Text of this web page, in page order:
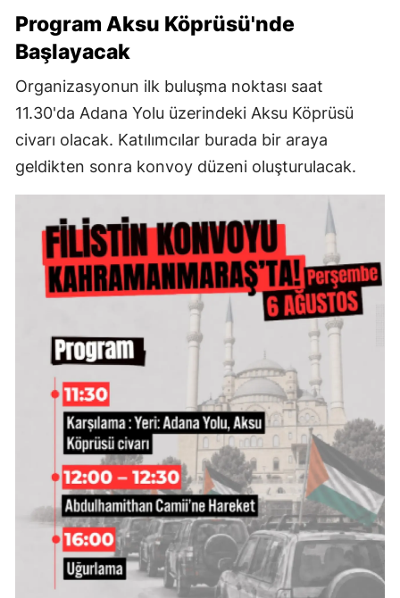
Program Aksu Köprüsü'nde
Başlayacak
Organizasyonun ilk buluşma noktası saat
11.30'da Adana Yolu üzerindeki Aksu Köprüsü
civarı olacak. Katılımcılar burada bir araya
geldikten sonra konvoy düzeni oluşturulacak.